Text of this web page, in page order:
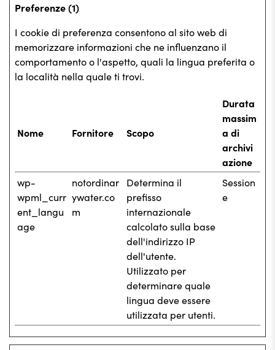
Preferenze (1)
I cookie di preferenza consentono al sito web di
memorizzare informazioni che ne influenzano il
comportamento o l'aspetto, quali la lingua preferita o
la località nella quale ti trovi.
Nome Fornitore Scopo
Durata
massim
a di
archivi
azione
wp-
wpml_curr
ent_langu
age
notordinar
ywater.co
m
Determina il
prefisso
internazionale
calcolato sulla base
dell'indirizzo IP
dell'utente.
Utilizzato per
determinare quale
lingua deve essere
utilizzata per utenti.
Session
e